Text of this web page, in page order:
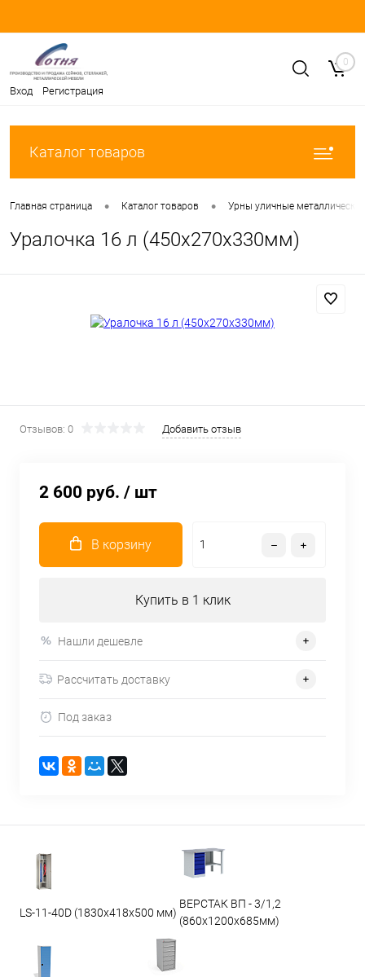
Вход Регистрация
0
Каталог товаров
Главная страница • Каталог товаров • Урны уличные металлические
Уралочка 16 л (450х270х330мм)
Отзывов: 0 Добавить отзыв
2 600 руб. / шт
В корзину
Купить в 1 клик
Нашли дешевле
Рассчитать доставку
Под заказ
LS-11-40D (1830x418x500 мм)
ВЕРСТАК ВП - 3/1,2
(860х1200х685мм)